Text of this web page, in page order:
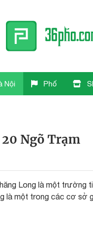
Nội Phố
Ngõ Trạm
Long là một trường
là một trong các cơ sở